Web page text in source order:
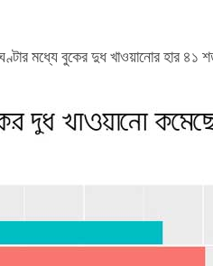
মধ্যে বুকের দুধ খাওয়ানোর হার ৪১